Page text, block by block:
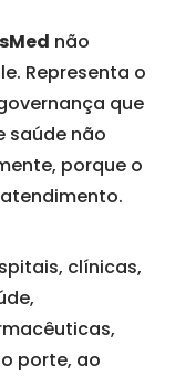
não
Representa o
que
saúde não
porque o
clínicas,
porte, ao